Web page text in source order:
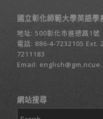
國立彰化師範大學英語學
地址: 500彰化市進德路1號
電話: 886-4-7232105 Ext.
7211183
Email:
網站搜尋